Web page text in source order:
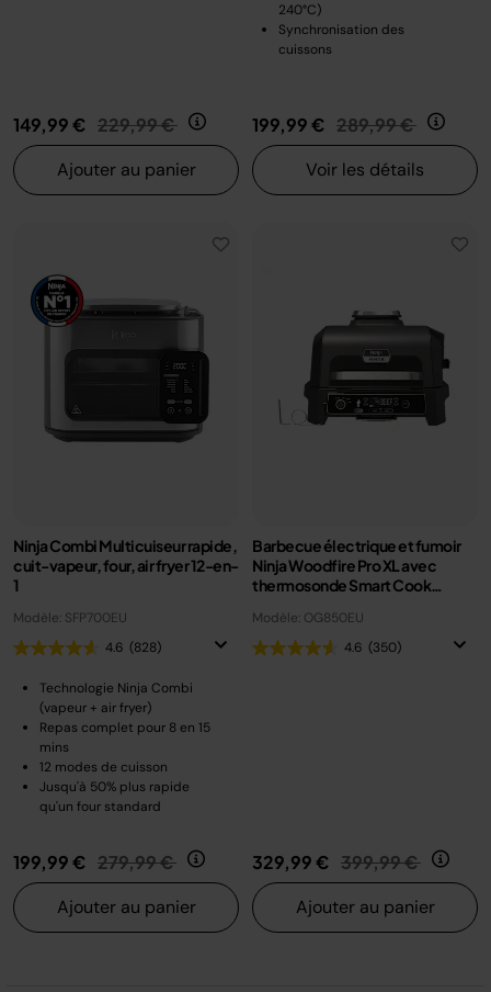
149,99 € Prix réduit de
229,99 € au
Ajouter au panier
240°C)
Synchronisation des
cuissons
199,99 € Prix réduit de
289,99 € au
Voir les détails
Ninja Combi Multicuiseur rapide,
cuit-vapeur, four, air fryer 12-en-
1
Modèle: SFP700EU
4.6 (828)
Technologie Ninja Combi
(vapeur + air fryer)
Repas complet pour 8 en 15
mins
12 modes de cuisson
Jusqu'à 50% plus rapide
qu'un four standard
199,99 € Prix réduit de
279,99 € au
Ajouter au panier
Barbecue électrique et fumoir
Ninja Woodfire Pro XL avec
thermosonde Smart Cook
Modèle: OG850EU
4.6 (350)
329,99 € Prix réduit de
399,99 € au
Ajouter au panier